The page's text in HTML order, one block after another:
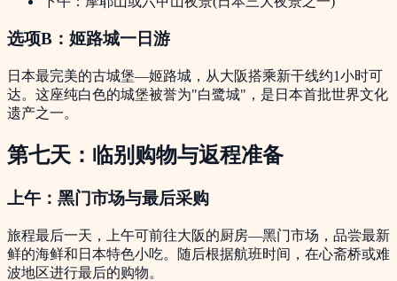
选项B：姬路城一日游
日本最完美的古城堡—姬路城，从大阪搭乘新干线约1小时可
达。这座纯白色的城堡被誉为"白鹭城"，是日本首批世界文化
遗产之一。
第七天：临别购物与返程准备
上午：黑门市场与最后采购
旅程最后一天，上午可前往大阪的厨房—黑门市场，品尝最新
鲜的海鲜和日本特色小吃。随后根据航班时间，在心斋桥或难
波地区进行最后的购物。